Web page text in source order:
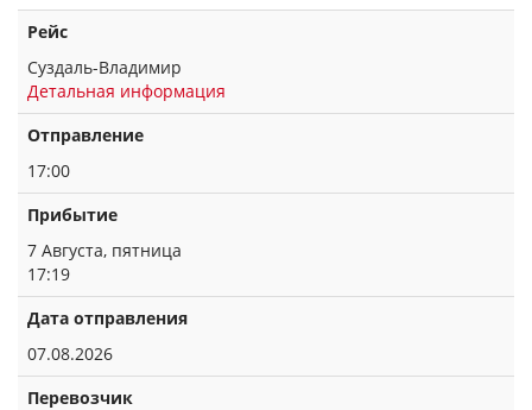
Рейс
Суздаль-Владимир
Детальная информация
Отправление
17:00
Прибытие
7 Августа, пятница
17:19
Дата отправления
07.08.2026
Перевозчик